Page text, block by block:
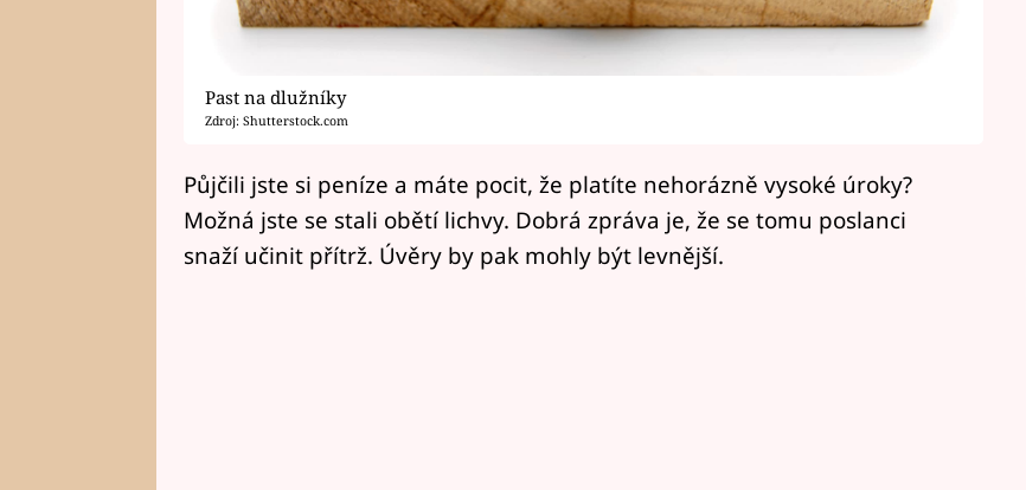
Past na dlužníky
Zdroj: Shutterstock.com
Půjčili jste si peníze a máte pocit, že platíte nehorázně vysoké úroky?
Možná jste se stali obětí lichvy. Dobrá zpráva je, že se tomu poslanci
snaží učinit přítrž. Úvěry by pak mohly být levnější.